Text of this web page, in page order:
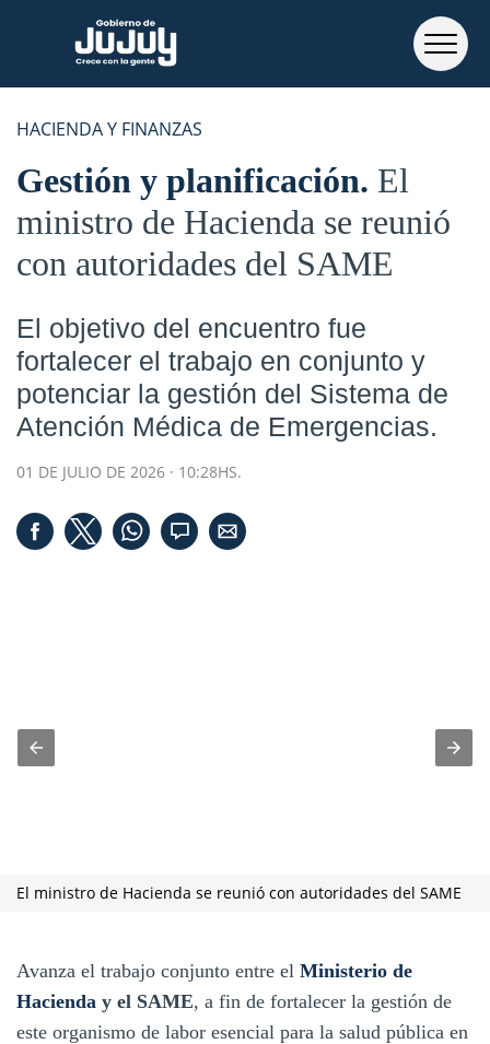
HACIENDA Y FINANZAS
Gestión y planificación El
ministro de Hacienda se reunió
con autoridades del SAME
El objetivo del encuentro fue
fortalecer el trabajo en conjunto y
potenciar la gestión del Sistema de
Atención Médica de Emergencias.
01 DE JULIO DE 2026 · 10:28HS.
El ministro de Hacienda se reunió con autoridades del SAME
Avanza el trabajo conjunto entre el Ministerio de
Hacienda y el SAME, a fin de fortalecer la gestión de
este organismo de labor esencial para la salud pública en